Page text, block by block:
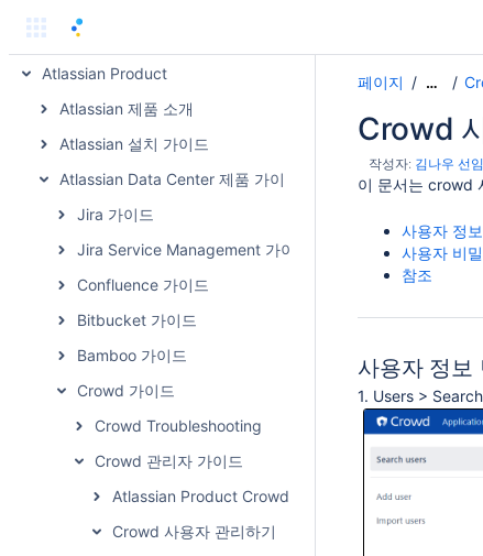
Team Files
Atlassian Product
Atlassian 제품 소개
Atlassian 설치 가이드
Atlassian Data Center 제품 가이드
Jira 가이드
Jira Service Management 가이드
Confluence 가이드
Bitbucket 가이드
Bamboo 가이드
Crowd 가이드
Crowd Troubleshooting
Crowd 관리자 가이드
Atlassian Product Crowd SSO 설정하기
Crowd 사용자 관리하기
페이지 …
Crowd
작성자: 김나우 선임
이 문서는 crowd
사용자 정
사용자 비
참조
사용자 정보
1. Users >